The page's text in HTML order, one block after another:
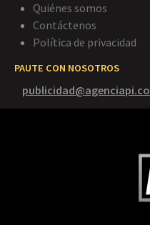
Quiénes somos
Contáctenos
Política de privacidad
PAUTE CON NOSOTROS
publicidad@agenciapi.co